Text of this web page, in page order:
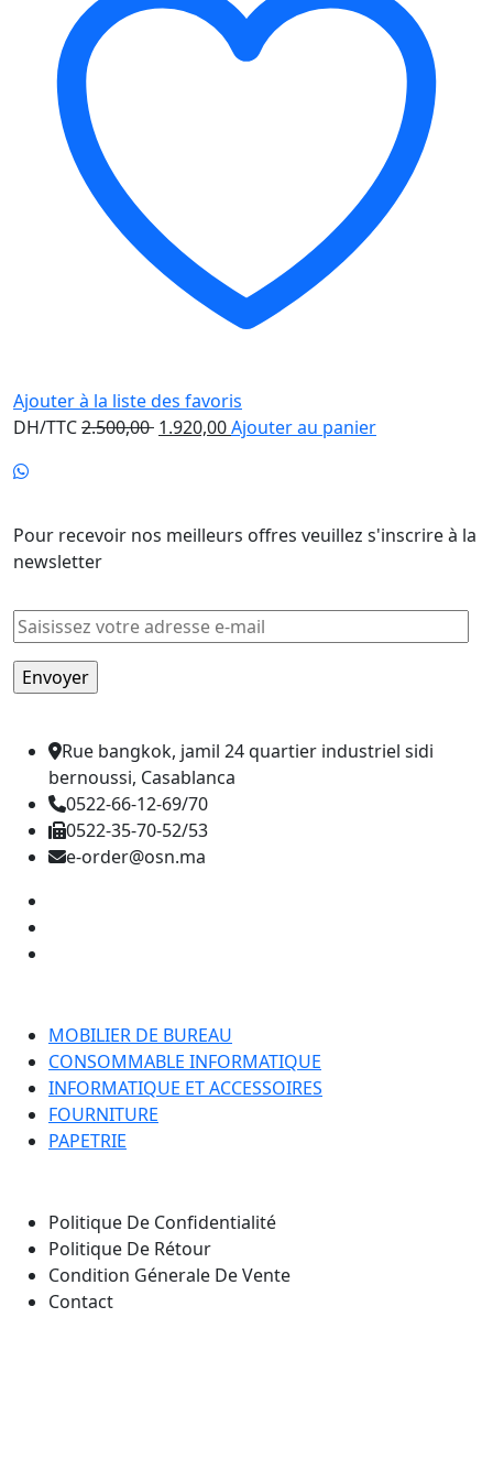
Ajouter à la liste des favoris
DH/TTC2.500,00 Le
2.500,00 .
1.920,00Le
1.920,00 .
Ajouter au panier
Pour recevoir nos meilleurs offres veuillez s'inscrire à la
newsletter
Rue bangkok, jamil 24 quartier industriel sidi
bernoussi, Casablanca
0522-66-12-69/70
0522-35-70-52/53
e-order@osn.ma
MOBILIER DE BUREAU
CONSOMMABLE INFORMATIQUE
INFORMATIQUE ET ACCESSOIRES
FOURNITURE
PAPETRIE
Politique De Confidentialité
Politique De Rétour
Condition Génerale De Vente
Contact